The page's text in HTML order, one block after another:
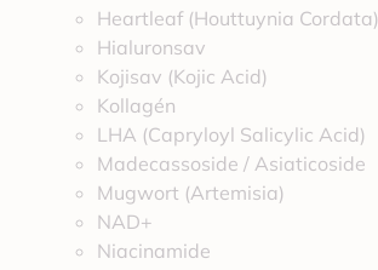
Heartleaf (Houttuynia Cordata)
Hialuronsav
Kojisav (Kojic Acid)
Kollagén
LHA (Capryloyl Salicylic Acid)
Madecassoside / Asiaticoside
Mugwort (Artemisia)
NAD+
Niacinamide